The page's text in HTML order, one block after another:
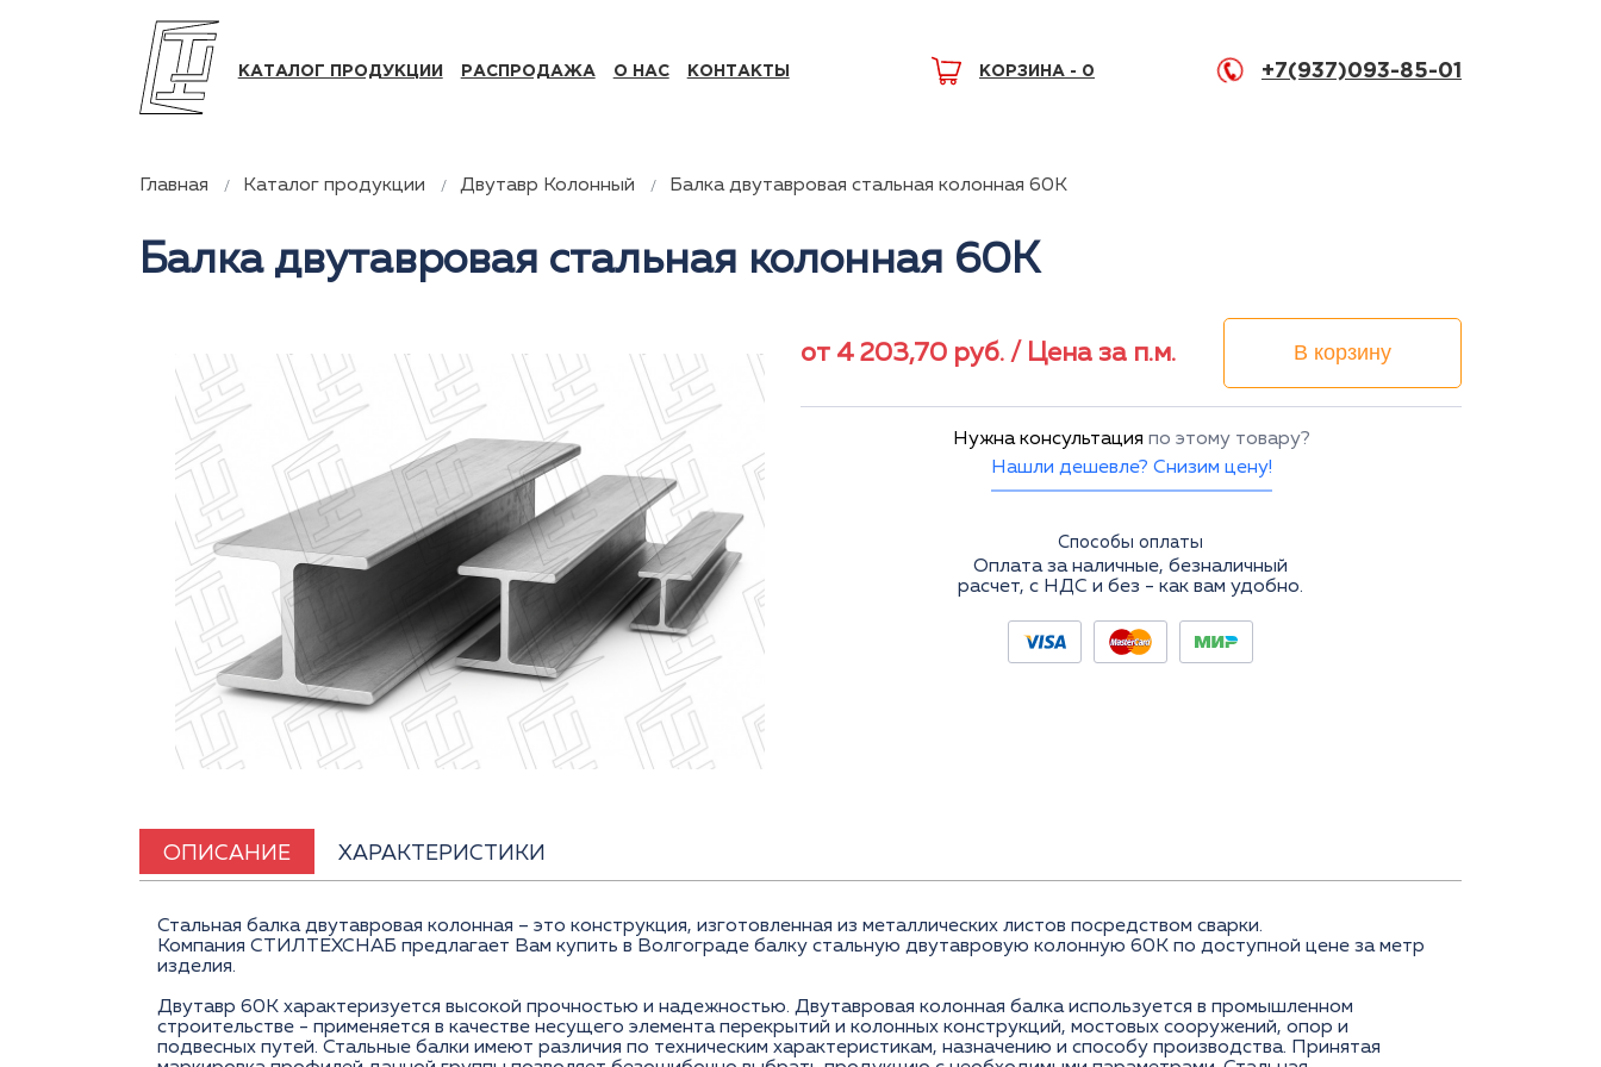
КАТАЛОГ ПРОДУКЦИИ РАСПРОДАЖА О НАС КОНТАКТЫ КОРЗИНА - 0 +7(937)093-85-01
Главная Каталог продукции Двутавр Колонный Балка двутавровая стальная колонная 60К
Балка двутавровая стальная колонная 60К
от 4 203,70 руб. / Цена за п.м. В корзину
Нужна консультация по этому товару?
Нашли дешевле? Снизим цену!
Способы оплаты
Оплата за наличные, безналичный
расчет, с НДС и без - как вам удобно.
ОПИСАНИЕ ХАРАКТЕРИСТИКИ
Стальная балка двутавровая колонная – это конструкция, изготовленная из металлических листов посредством сварки.
Компания СТИЛТЕХСНАБ предлагает Вам купить в Волгограде балку стальную двутавровую колонную 60К по доступной цене за метр
изделия.
Двутавр 60К характеризуется высокой прочностью и надежностью. Двутавровая колонная балка используется в промышленном
строительстве - применяется в качестве несущего элемента перекрытий и колонных конструкций, мостовых сооружений, опор и
подвесных путей. Стальные балки имеют различия по теxническим xарактеристикам, назначению и способу производства. Принятая